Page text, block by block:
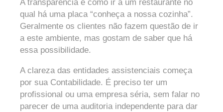
qual há uma placa “conheça a nossa cozinha”.
Geralmente os clientes não fazem questão de ir
a este ambiente, mas gostam de saber que há
essa possibilidade.
A clareza das entidades assistenciais começa
por sua Contabilidade. É preciso ter um
profissional ou uma empresa séria, sem falar no
parecer de uma auditoria independente para dar